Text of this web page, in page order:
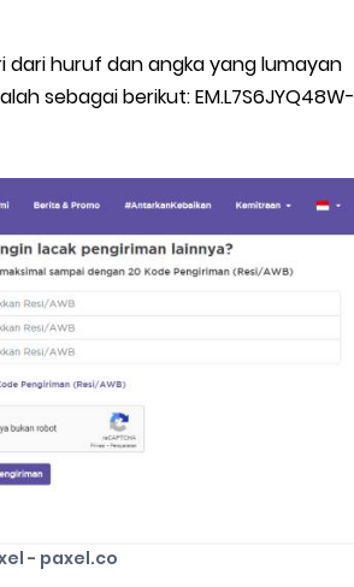
dari huruf dan angka yang lumayan
sebagai berikut: EM.L7S6JYQ48W-
- paxel.co